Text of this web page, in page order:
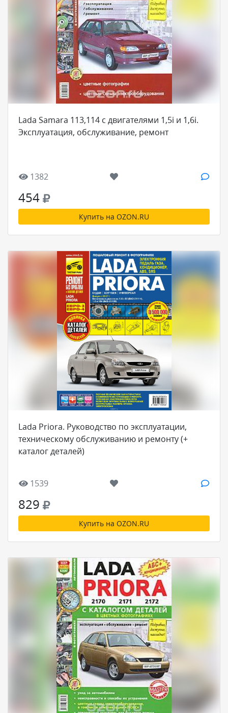
Lada Samara 113,114 с двигателями 1,5i и 1,6i.
Эксплуатация, обслуживание, ремонт
1382
454
Купить на OZON.RU
Lada Priora. Руководство по эксплуатации,
техническому обслуживанию и ремонту (+
каталог деталей)
1539
829
Купить на OZON.RU